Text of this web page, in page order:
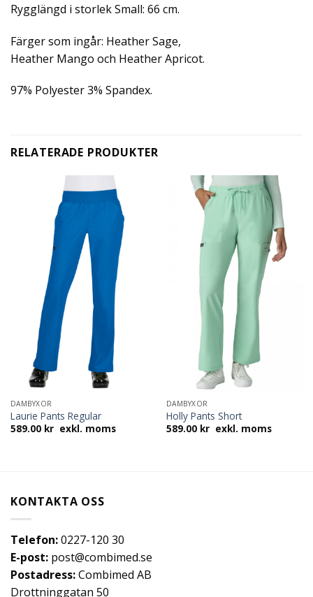
Rygglängd i storlek Small: 66 cm.
Färger som ingår: Heather Sage,
Heather Mango och Heather Apricot.
97% Polyester 3% Spandex.
RELATERADE PRODUKTER
DAMBYXOR
Laurie Pants Regular
589.00 krexkl. moms
DAMBYXOR
Holly Pants Short
589.00 krexkl. moms
KONTAKTA OSS
Telefon:0227-120 30
E-post: post@combimed.se
Postadress:Combimed AB
Drottninggatan 50